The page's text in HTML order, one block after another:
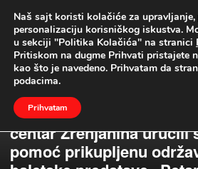
UŽIVO
Naslovna Vesti Društvo
Vesti Društvo
Na Pedijatrijskoj službi
Zrenjanin, Baletski studio
udruženje „Budimo ljudi“
centar Zrenjanina uručili
pomoć prikupljenu
Naš sajt koristi kolačiće za
personalizaciju korisničkog iskustva.
u sekciji "Politika Kolačića" na stranici
Pritiskom na dugme Prihvati pristajete
kao što je navedeno. Prihvatam da
podacima.
Prihvatam